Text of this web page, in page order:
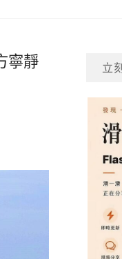
寧靜
立